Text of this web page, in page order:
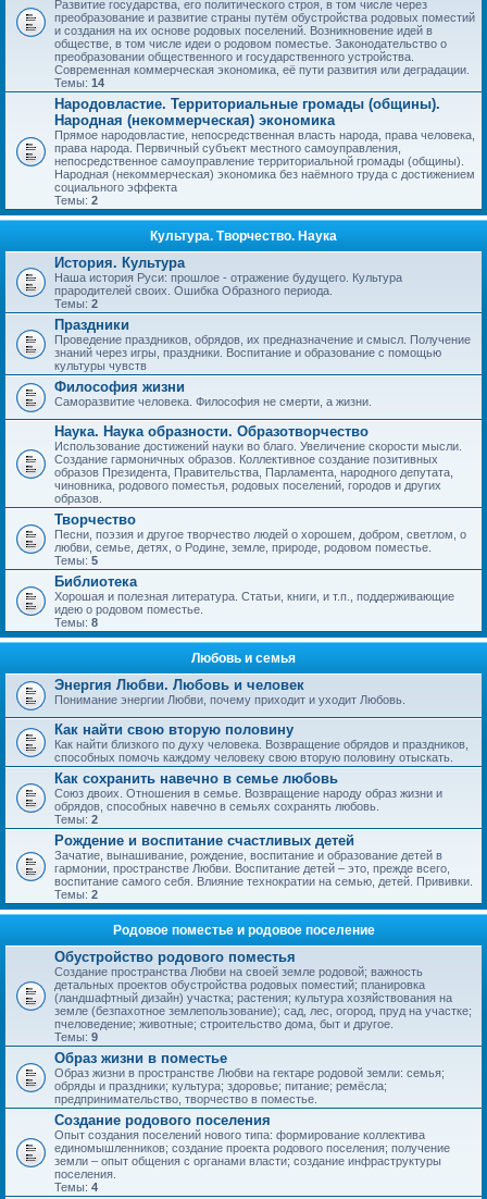
Развитие государства, его политического строя, в том числе через
преобразование и развитие страны путём обустройства родовых поместий
и создания на их основе родовых поселений. Возникновение идей в
обществе, в том числе идеи о родовом поместье. Законодательство о
преобразовании общественного и государственного устройства.
Современная коммерческая экономика, её пути развития или деградации.
Темы: 14
Народовластие. Территориальные громады (общины).
Народная (некоммерческая) экономика
Прямое народовластие, непосредственная власть народа, права человека,
права народа. Первичный субъект местного самоуправления,
непосредственное самоуправление территориальной громады (общины).
Народная (некоммерческая) экономика без наёмного труда с достижением
социального эффекта
Темы: 2
Культура. Творчество. Наука
История. Культура
Наша история Руси: прошлое - отражение будущего. Культура
прародителей своих. Ошибка Образного периода.
Темы: 2
Праздники
Проведение праздников, обрядов, их предназначение и смысл. Получение
знаний через игры, праздники. Воспитание и образование с помощью
культуры чувств
Философия жизни
Саморазвитие человека. Философия не смерти, а жизни.
Наука. Наука образности. Образотворчество
Использование достижений науки во благо. Увеличение скорости мысли.
Создание гармоничных образов. Коллективное создание позитивных
образов Президента, Правительства, Парламента, народного депутата,
чиновника, родового поместья, родовых поселений, городов и других
образов.
Творчество
Песни, поэзия и другое творчество людей о хорошем, добром, светлом, о
любви, семье, детях, о Родине, земле, природе, родовом поместье.
Темы: 5
Библиотека
Хорошая и полезная литература. Статьи, книги, и т.п., поддерживающие
идею о родовом поместье.
Темы: 8
Любовь и семья
Энергия Любви. Любовь и человек
Понимание энергии Любви, почему приходит и уходит Любовь.
Как найти свою вторую половину
Как найти близкого по духу человека. Возвращение обрядов и праздников,
способных помочь каждому человеку свою вторую половину отыскать.
Как сохранить навечно в семье любовь
Союз двоих. Отношения в семье. Возвращение народу образ жизни и
обрядов, способных навечно в семьях сохранять любовь.
Темы: 2
Рождение и воспитание счастливых детей
Зачатие, вынашивание, рождение, воспитание и образование детей в
гармонии, пространстве Любви. Воспитание детей – это, прежде всего,
воспитание самого себя. Влияние технократии на семью, детей. Прививки.
Темы: 2
Родовое поместье и родовое поселение
Обустройство родового поместья
Создание пространства Любви на своей земле родовой; важность
детальных проектов обустройства родовых поместий; планировка
(ландшафтный дизайн) участка; растения; культура хозяйствования на
земле (безпахотное землепользование); сад, лес, огород, пруд на участке;
пчеловедение; животные; строительство дома, быт и другое.
Темы: 9
Образ жизни в поместье
Образ жизни в пространстве Любви на гектаре родовой земли: семья;
обряды и праздники; культура; здоровье; питание; ремёсла;
предпринимательство, творчество в поместье.
Создание родового поселения
Опыт создания поселений нового типа: формирование коллектива
единомышленников; создание проекта родового поселения; получение
земли – опыт общения с органами власти; создание инфраструктуры
поселения.
Темы: 4